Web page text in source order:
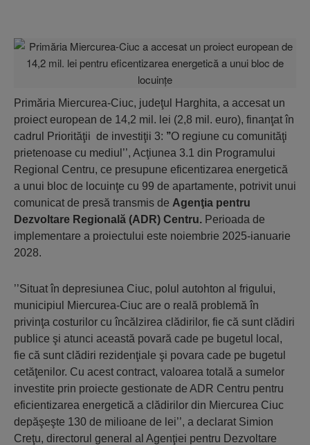
Primăria Miercurea-Ciuc, judeţul Harghita, a accesat un
proiect european de 14,2 mil. lei (2,8 mil. euro), finanţat în
cadrul Priorităţii de investiţii 3: ’’O regiune cu comunităţi
prietenoase cu mediul’’, Acţiunea 3.1 din Programului
Regional Centru, ce presupune eficentizarea energetică
a unui bloc de locuinţe cu 99 de apartamente, potrivit unui
comunicat de presă transmis de Agenţia pentru
Dezvoltare Regională (ADR) Centru. Perioada de
implementare a proiectului este noiembrie 2025-ianuarie
2028.
’’Situat în depresiunea Ciuc, polul autohton al frigului,
municipiul Miercurea-Ciuc are o reală problemă în
privinţa costurilor cu încălzirea clădirilor, fie că sunt clădiri
publice şi atunci această povară cade pe bugetul local,
fie că sunt clădiri rezidenţiale şi povara cade pe bugetul
cetăţenilor. Cu acest contract, valoarea totală a sumelor
investite prin proiecte gestionate de ADR Centru pentru
eficientizarea energetică a clădirilor din Miercurea Ciuc
depăşeşte 130 de milioane de lei’’, a declarat Simion
Creţu, directorul general al Agenţiei pentru Dezvoltare